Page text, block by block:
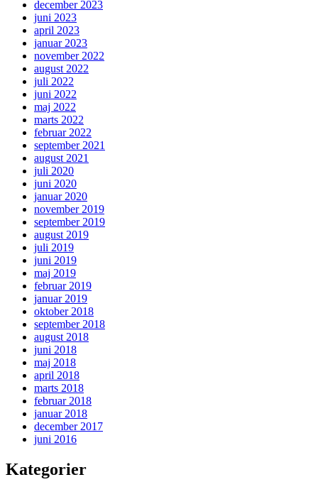
december 2023
juni 2023
april 2023
januar 2023
november 2022
august 2022
juli 2022
juni 2022
maj 2022
marts 2022
februar 2022
september 2021
august 2021
juli 2020
juni 2020
januar 2020
november 2019
september 2019
august 2019
juli 2019
juni 2019
maj 2019
februar 2019
januar 2019
oktober 2018
september 2018
august 2018
juni 2018
maj 2018
april 2018
marts 2018
februar 2018
januar 2018
december 2017
juni 2016
Kategorier